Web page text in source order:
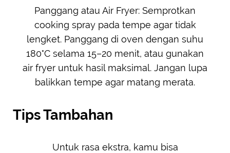
Panggang atau Air Fryer: Semprotkan
cooking spray pada tempe agar tidak
lengket. Panggang di oven dengan suhu
180°C selama 15–20 menit, atau gunakan
air fryer untuk hasil maksimal. Jangan lupa
balikkan tempe agar matang merata.
Tips Tambahan
Untuk rasa ekstra, kamu bisa